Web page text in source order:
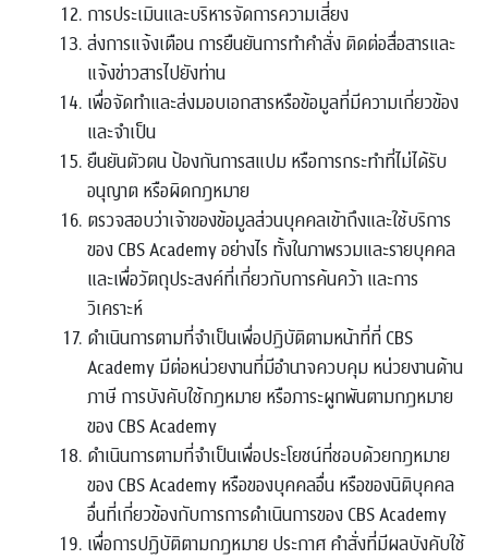
การประเมินและบริหารจัดการความเสี่ยง
ส่งการแจ้งเตือน การยืนยันการทำคำสั่ง ติดต่อสื่อสารและ
แจ้งข่าวสารไปยังท่าน
เพื่อจัดทำและส่งมอบเอกสารหรือข้อมูลที่มีความเกี่ยวข้อง
และจำเป็น
ยืนยันตัวตน ป้องกันการสแปม หรือการกระทำที่ไม่ได้รับ
อนุญาต หรือผิดกฎหมาย
ตรวจสอบว่าเจ้าของข้อมูลส่วนบุคคลเข้าถึงและใช้บริการ
ของ CBS Academy อย่างไร ทั้งในภาพรวมและรายบุคคล
และเพื่อวัตถุประสงค์ที่เกี่ยวกับการค้นคว้า และการ
วิเคราะห์
ดำเนินการตามที่จำเป็นเพื่อปฏิบัติตามหน้าที่ที่ CBS
Academy มีต่อหน่วยงานที่มีอำนาจควบคุม หน่วยงานด้าน
ภาษี การบังคับใช้กฎหมาย หรือภาระผูกพันตามกฎหมาย
ของ CBS Academy
ดำเนินการตามที่จำเป็นเพื่อประโยชน์ที่ชอบด้วยกฎหมาย
ของ CBS Academy หรือของบุคคลอื่น หรือของนิติบุคคล
อื่นที่เกี่ยวข้องกับการการดำเนินการของ CBS Academy
เพื่อการปฏิบัติตามกฎหมาย ประกาศ คำสั่งที่มีผลบังคับใช้